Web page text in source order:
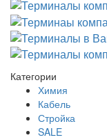
Категории
Химия
Кабель
Стройка
SALE